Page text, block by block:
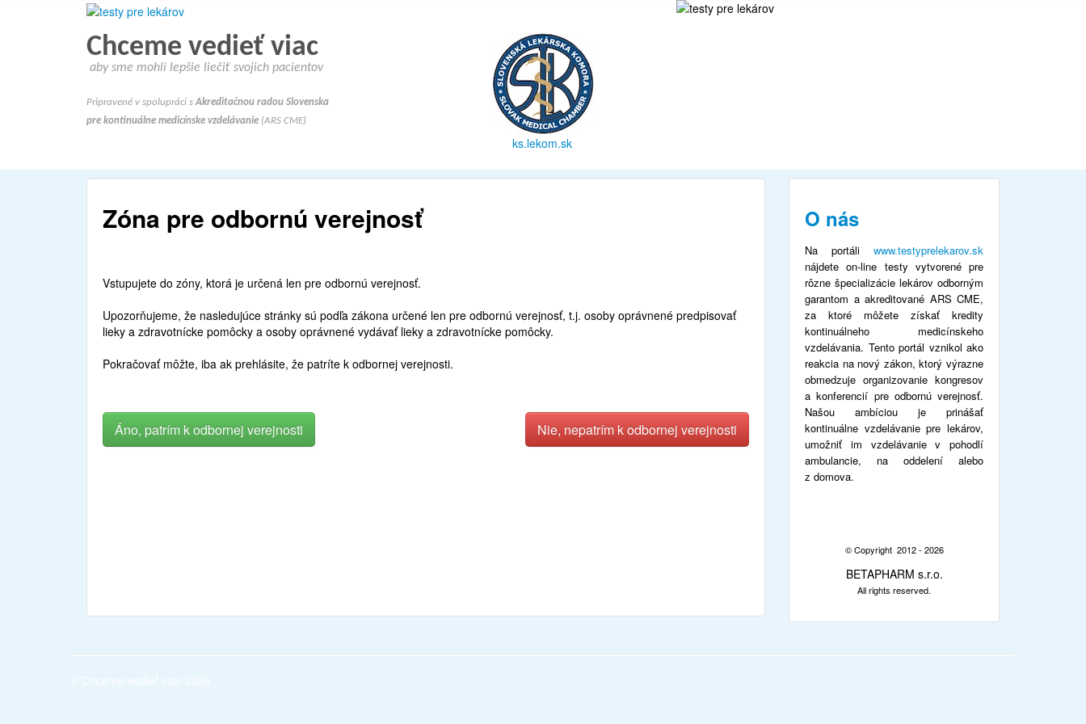
Chceme vedieť viac
aby sme mohli lepšie liečiť svojich pacientov
Pripravené v spolupráci s Akreditačnou radou Slovenska
pre kontinuálne medicínske vzdelávanie (ARS CME)
ks.lekom.sk
Zóna pre odbornú verejnosť
Vstupujete do zóny, ktorá je určená len pre odbornú verejnosť.
Upozorňujeme, že nasledujúce stránky sú podľa zákona určené len pre odbornú verejnosť, t.j. osoby oprávnené predpisovať
lieky a zdravotnícke pomôcky a osoby oprávnené vydávať lieky a zdravotnícke pomôcky.
Pokračovať môžte, iba ak prehlásite, že patríte k odbornej verejnosti.
Áno, patrím k odbornej verejnosti Nie, nepatrím k odbornej verejnosti
O nás
Na portáli www.testyprelekarov.sk
nájdete on-line testy vytvorené pre
rôzne špecializácie lekárov odborným
garantom a akreditované ARS CME,
za ktoré môžete získať kredity
kontinuálneho medicínskeho
vzdelávania. Tento portál vznikol ako
reakcia na nový zákon, ktorý výrazne
obmedzuje organizovanie kongresov
a konferencií pre odbornú verejnosť.
Našou ambíciou je prinášať
kontinuálne vzdelávanie pre lekárov,
umožniť im vzdelávanie v pohodlí
ambulancie, na oddelení alebo
z domova.
© Copyright 2012 - 2026
BETAPHARM s.r.o.
All rights reserved.